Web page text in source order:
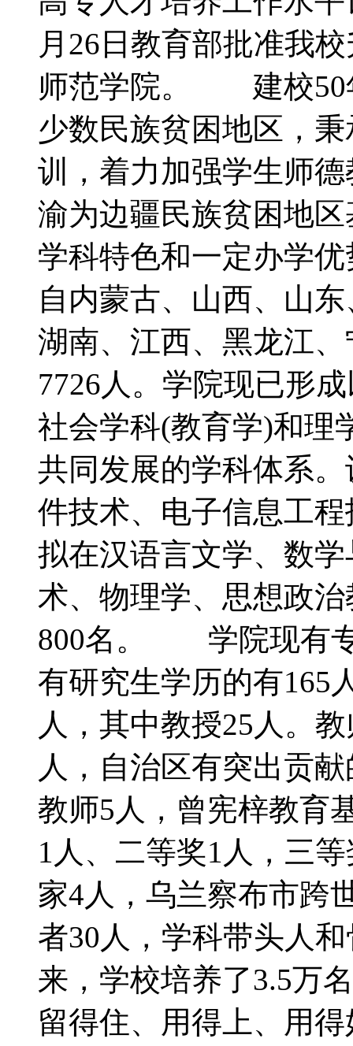
月26日教育部批准我
师范学院。 建校50
少数民族贫困地区，
训，着力加强学生师
渝为边疆民族贫困地
学科特色和一定办学
自内蒙古、山西、山
湖南、江西、黑龙江
7726人。学院现已形
社会学科(教育学)和理
共同发展的学科体系
件技术、电子信息工
拟在汉语言文学、数
术、物理学、思想政
800名。 学院现有专
有研究生学历的有165
人，其中教授25人。
人，自治区有突出贡
教师5人，曾宪梓教育
1人、二等奖1人，三
家4人，乌兰察布市跨
者30人，学科带头人
来，学校培养了3.5万
留得住、用得上、用